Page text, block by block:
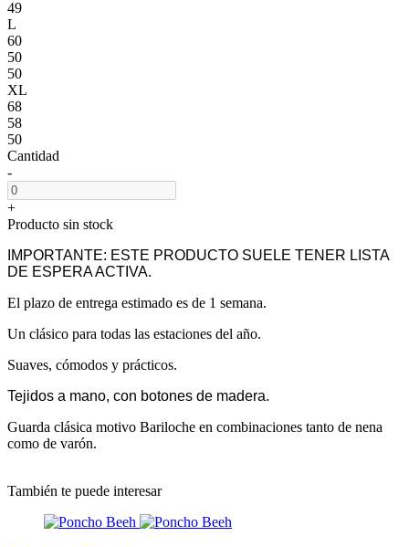
49
L
60
50
50
XL
68
58
50
Cantidad
-
+
Producto sin stock
IMPORTANTE: ESTE PRODUCTO SUELE TENER LISTA
DE ESPERA ACTIVA.
El plazo de entrega estimado es de 1 semana.
Un clásico para todas las estaciones del año.
Suaves, cómodos y prácticos.
Tejidos a mano, con botones de madera.
Guarda clásica motivo Bariloche en combinaciones tanto de nena
como de varón.
También te puede interesar